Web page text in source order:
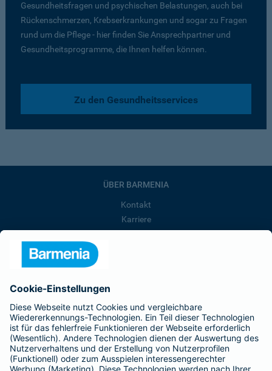
Gesundheitsfragen und psychischen Belastungen, auch bei
Rückenschmerzen, Krebserkrankungen und sogar zu Fragen
rund um die Pflege - hier finden Sie Ansprechpartner und
Gesundheitsprogramme, die Ihnen helfen können.
Zu den Gesundheitsservices
ÜBER BARMENIA
Kontakt
Karriere
Barmenia ist Teil der BarmeniaGothaer
BELIEBTE SEITEN
Kranken-Zusatzversicherung
Tierversicherungen
Haftpflichtversicherung